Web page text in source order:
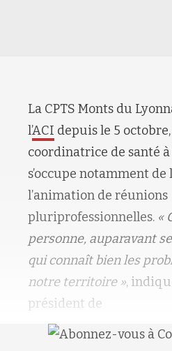
La CPTS Monts du
l’ACI depuis le 5
coordinatrice de santé
s’occupe notamment de
l’animation de réunions
pluriprofessionnelles. «
personne, auparavant
qui connaît bien les
notre territoire »,
président de